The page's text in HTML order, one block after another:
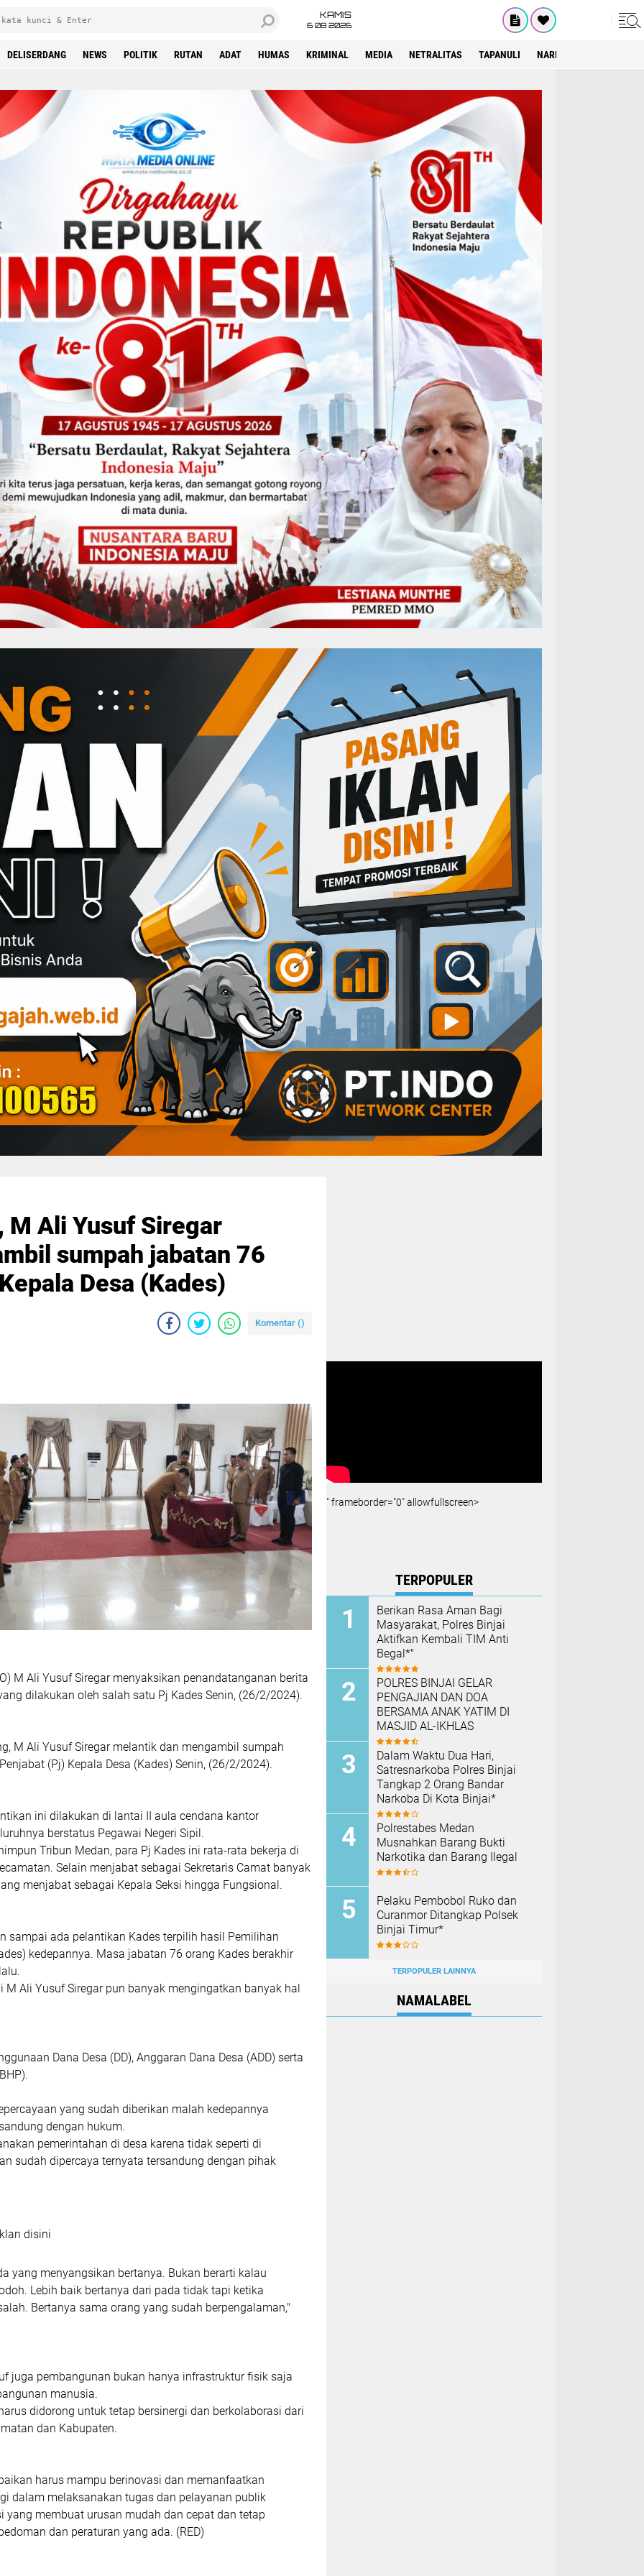
KAMIS
6 08 2026
DELISERDANG NEWS POLITIK RUTAN ADAT HUMAS KRIMINAL MEDIA NETRALITAS TAPANULI NARKOTIKA
M Ali Yusuf Siregar
sumpah jabatan 76
Desa (Kades)
Komentar ()
M Ali Yusuf Siregar menyaksikan penandatanganan berita
dilakukan oleh salah satu Pj Kades Senin, (26/2/2024).
M Ali Yusuf Siregar melantik dan mengambil sumpah
(Pj) Kepala Desa (Kades) Senin, (26/2/2024).
ini dilakukan di lantai II aula cendana kantor
berstatus Pegawai Negeri Sipil.
Tribun Medan, para Pj Kades ini rata-rata bekerja di
Selain menjabat sebagai Sekretaris Camat banyak
menjabat sebagai Kepala Seksi hingga Fungsional.
sampai ada pelantikan Kades terpilih hasil Pemilihan
kedepannya. Masa jabatan 76 orang Kades berakhir
M Ali Yusuf Siregar pun banyak mengingatkan banyak hal
Dana Desa (DD), Anggaran Dana Desa (ADD) serta
yang sudah diberikan malah kedepannya
dengan hukum.
pemerintahan di desa karena tidak seperti di
sudah dipercaya ternyata tersandung dengan pihak
disini
yang menyangsikan bertanya. Bukan berarti kalau
Lebih baik bertanya dari pada tidak tapi ketika
Bertanya sama orang yang sudah berpengalaman,"
juga pembangunan bukan hanya infrastruktur fisik saja
manusia.
didorong untuk tetap bersinergi dan berkolaborasi dari
dan Kabupaten.
harus mampu berinovasi dan memanfaatkan
dalam melaksanakan tugas dan pelayanan publik
yang membuat urusan mudah dan cepat dan tetap
dan peraturan yang ada. (RED)
" frameborder="0" allowfullscreen>
TERPOPULER
Berikan Rasa Aman Bagi
Masyarakat, Polres Binjai
Aktifkan Kembali TIM Anti
Begal*"
POLRES BINJAI GELAR
PENGAJIAN DAN DOA
BERSAMA ANAK YATIM DI
MASJID AL-IKHLAS
Dalam Waktu Dua Hari,
Satresnarkoba Polres Binjai
Tangkap 2 Orang Bandar
Narkoba Di Kota Binjai*
Polrestabes Medan
Musnahkan Barang Bukti
Narkotika dan Barang Ilegal
Pelaku Pembobol Ruko dan
Curanmor Ditangkap Polsek
Binjai Timur*
TERPOPULER LAINNYA
NAMALABEL